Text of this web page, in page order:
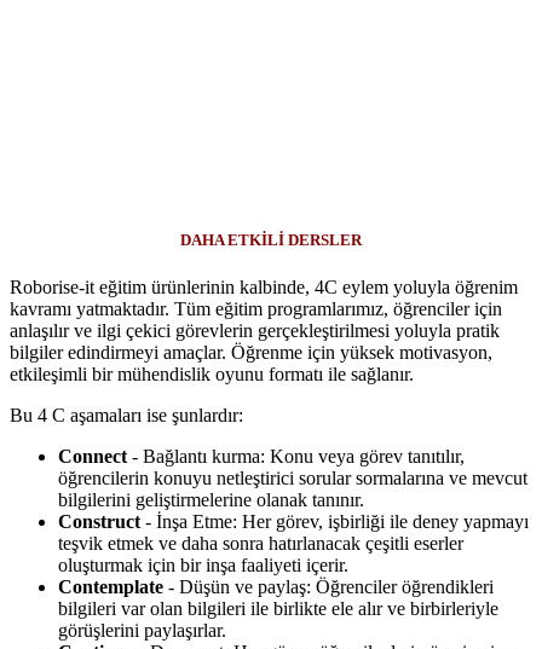
DAHA ETKİLİ DERSLER
Roborise-it eğitim ürünlerinin kalbinde, 4C eylem yoluyla öğrenim
kavramı yatmaktadır. Tüm eğitim programlarımız, öğrenciler için
anlaşılır ve ilgi çekici görevlerin gerçekleştirilmesi yoluyla pratik
bilgiler edindirmeyi amaçlar. Öğrenme için yüksek motivasyon,
etkileşimli bir mühendislik oyunu formatı ile sağlanır.
Bu 4 C aşamaları ise şunlardır:
Connect - Bağlantı kurma: Konu veya görev tanıtılır,
öğrencilerin konuyu netleştirici sorular sormalarına ve mevcut
bilgilerini geliştirmelerine olanak tanınır.
Construct - İnşa Etme: Her görev, işbirliği ile deney yapmayı
teşvik etmek ve daha sonra hatırlanacak çeşitli eserler
oluşturmak için bir inşa faaliyeti içerir.
Contemplate - Düşün ve paylaş: Öğrenciler öğrendikleri
bilgileri var olan bilgileri ile birlikte ele alır ve birbirleriyle
görüşlerini paylaşırlar.